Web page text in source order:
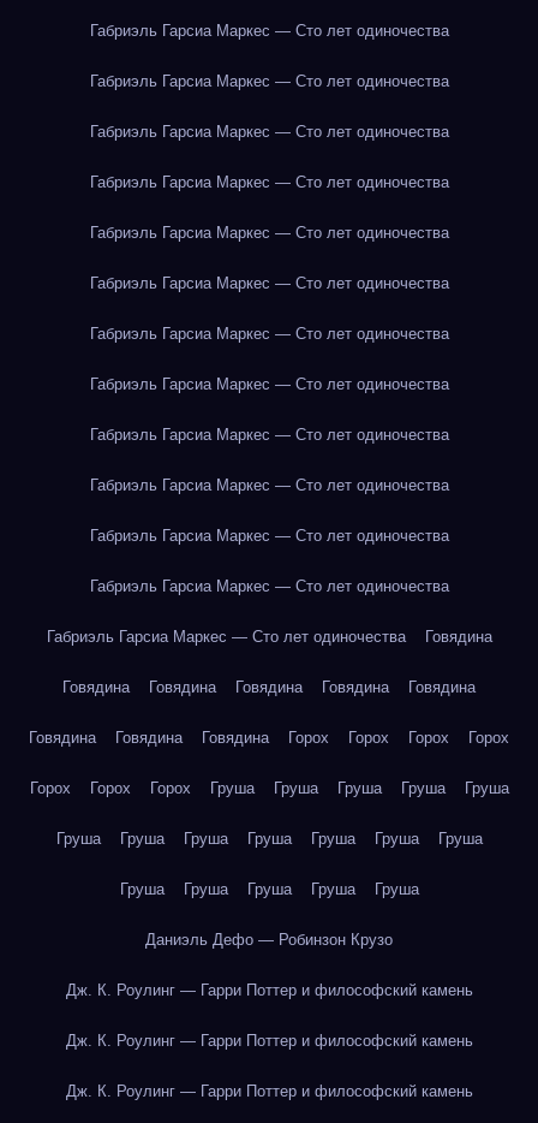
Габриэль Гарсиа Маркес — Сто лет одиночества
Габриэль Гарсиа Маркес — Сто лет одиночества
Габриэль Гарсиа Маркес — Сто лет одиночества
Габриэль Гарсиа Маркес — Сто лет одиночества
Габриэль Гарсиа Маркес — Сто лет одиночества
Габриэль Гарсиа Маркес — Сто лет одиночества
Габриэль Гарсиа Маркес — Сто лет одиночества
Габриэль Гарсиа Маркес — Сто лет одиночества
Габриэль Гарсиа Маркес — Сто лет одиночества
Габриэль Гарсиа Маркес — Сто лет одиночества
Габриэль Гарсиа Маркес — Сто лет одиночества
Габриэль Гарсиа Маркес — Сто лет одиночества
Габриэль Гарсиа Маркес — Сто лет одиночества Говядина
Говядина Говядина Говядина Говядина Говядина
Говядина Говядина Говядина Горох Горох Горох Горох
Горох Горох Горох Груша Груша Груша Груша Груша
Груша Груша Груша Груша Груша Груша Груша
Груша Груша Груша Груша Груша
Даниэль Дефо — Робинзон Крузо
Дж. К. Роулинг — Гарри Поттер и философский камень
Дж. К. Роулинг — Гарри Поттер и философский камень
Дж. К. Роулинг — Гарри Поттер и философский камень